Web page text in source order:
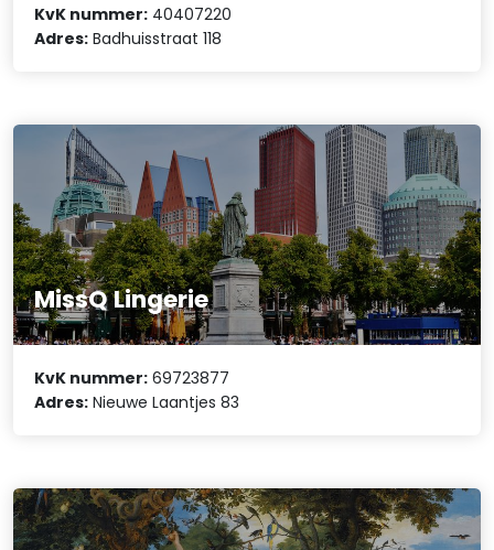
KvK nummer: 40407220
Adres: Badhuisstraat 118
MissQ Lingerie
KvK nummer: 69723877
Adres: Nieuwe Laantjes 83